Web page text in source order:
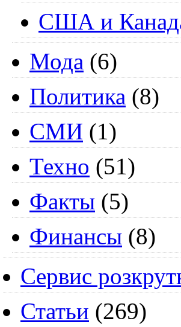
США и
Мода (6)
Политика (8)
СМИ (1)
Техно (51)
Факты (5)
Финансы (8)
Сервис
Статьи (269)